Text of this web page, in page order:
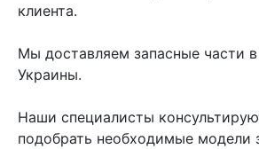
клиента.
Мы доставляем запасные части
Украины.
Наши специалисты
подобрать необходимые модели